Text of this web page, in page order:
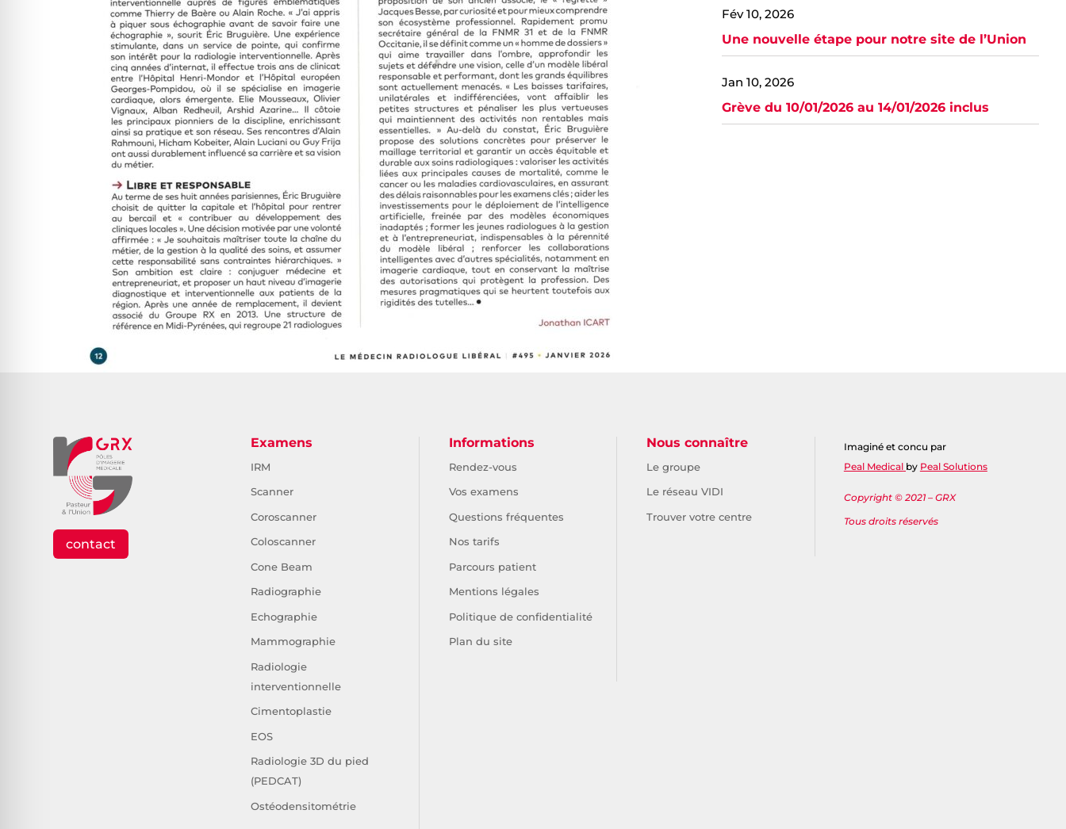
Fév 10, 2026
Une nouvelle étape pour notre site de l’Union
Jan 10, 2026
Grève du 10/01/2026 au 14/01/2026 inclus
contact
Examens
IRM
Scanner
Coroscanner
Coloscanner
Cone Beam
Radiographie
Echographie
Mammographie
Radiologie
interventionnelle
Cimentoplastie
EOS
Radiologie 3D du pied
(PEDCAT)
Ostéodensitométrie
Informations
Rendez-vous
Vos examens
Questions fréquentes
Nos tarifs
Parcours patient
Mentions légales
Politique de confidentialité
Plan du site
Nous connaître
Le groupe
Le réseau VIDI
Trouver votre centre
Imaginé et concu par
Peal Medical by Peal Solutions
Copyright © 2021 – GRX
Tous droits réservés